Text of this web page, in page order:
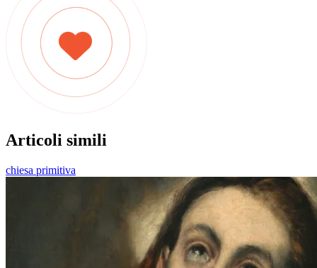
Articoli simili
chiesa primitiva